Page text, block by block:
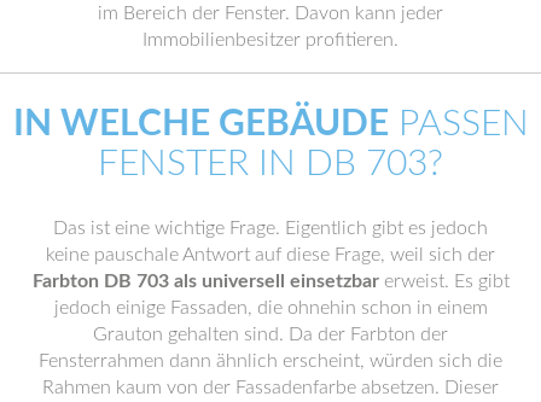
im Bereich der Fenster. Davon kann jeder
Immobilienbesitzer profitieren.
IN WELCHE GEBÄUDE PASSEN
FENSTER IN DB 703?
Das ist eine wichtige Frage. Eigentlich gibt es jedoch
keine pauschale Antwort auf diese Frage, weil sich der
Farbton DB 703 als universell einsetzbarerweist. Es gibt
jedoch einige Fassaden, die ohnehin schon in einem
Grauton gehalten sind. Da der Farbton der
Fensterrahmen dann ähnlich erscheint, würden sich die
Rahmen kaum von der Fassadenfarbe absetzen. Dieser